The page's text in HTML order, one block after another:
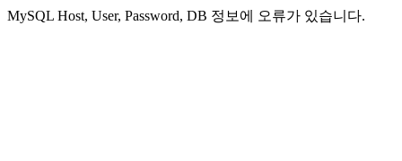
MySQL Host, User, Password, DB 정보에 오류가 있습니다.